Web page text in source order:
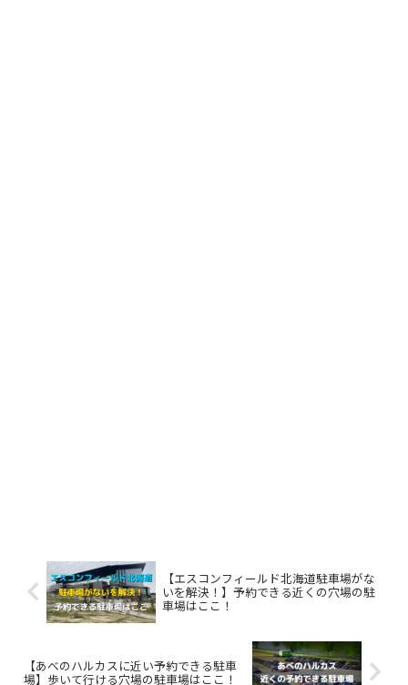
【エスコンフィールド北海道駐車場がな
いを解決！】予約できる近くの穴場の駐
車場はここ！
【あべのハルカスに近い予約できる駐車
場】歩いて行ける穴場の駐車場はここ！